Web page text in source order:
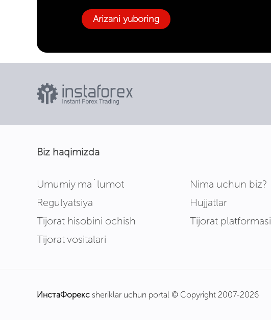
Arizani yuboring
Biz haqimizda
Umumiy ma`lumot
Nima uchun biz?
Regulyatsiya
Hujjatlar
Tijorat hisobini ochish
Tijorat platformasi
Tijorat vositalari
ИнстаФорекс sheriklar uchun portal © Copyright 2007-2026